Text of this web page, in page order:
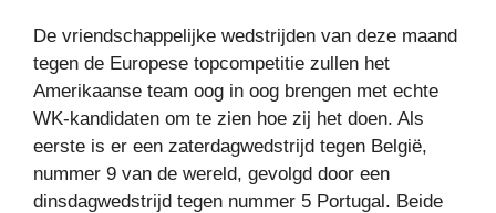
De vriendschappelijke wedstrijden van deze maand
tegen de Europese topcompetitie zullen het
Amerikaanse team oog in oog brengen met echte
WK-kandidaten om te zien hoe zij het doen. Als
eerste is er een zaterdagwedstrijd tegen België,
nummer 9 van de wereld, gevolgd door een
dinsdagwedstrijd tegen nummer 5 Portugal. Beide